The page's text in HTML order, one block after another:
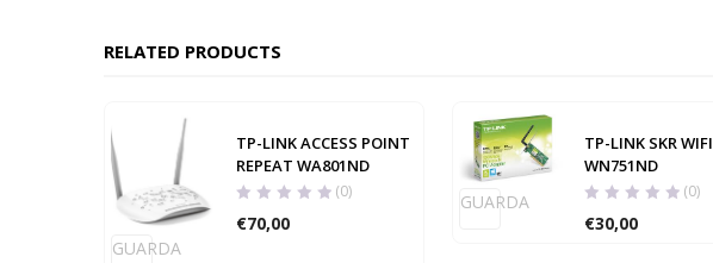
RELATED PRODUCTS
GUARDA
TP-LINK ACCESS POINT
REPEAT WA801ND
(0)
€70,00
GUARDA
TP-LINK SKR WIFI
WN751ND
(0)
€30,00